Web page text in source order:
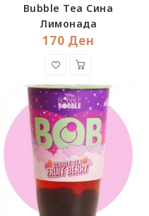
Bubble Tea Сина
Лимонада
170 Ден